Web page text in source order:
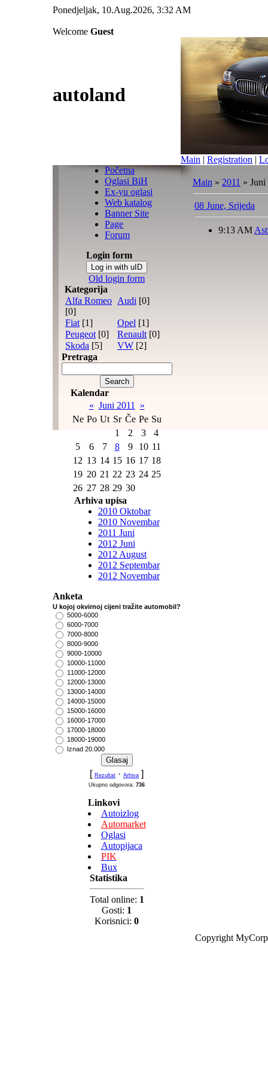
Ponedjeljak, 10.Aug.2026, 3:32 AM
Welcome Guest
autoland
Main | Registration |
Početna
Oglasi BiH
Ex-yu oglasi
Web katalog
Banner Site
Page
Forum
Login form
Log in with uID
Old login form
Kategorija
Alfa Romeo
[0]
Audi [0]
Fiat [1] Opel [1]
Peugeot [0] Renault [0]
Skoda [5] VW [2]
Pretraga
Kalendar
« Juni 2011
»
Ne Po Ut Sr Če Pe Su
1
2 3
4
5
6 7 8 9 10 11
12 13 14 15 16 17 18
19 20 21 22 23 24 25
26 27 28 29 30
Arhiva upisa
2010 Oktobar
2010 Novembar
2011 Juni
2012 Juni
2012 August
2012 Septembar
2012 Novembar
Anketa
U kojoj okvirnoj cijeni tražite automobil?
5000-6000
6000-7000
7000-8000
8000-9000
9000-10000
10000-11000
11000-12000
12000-13000
13000-14000
14000-15000
15000-16000
16000-17000
17000-18000
18000-19000
Iznad 20.000
[ Rezultat · Arhiva ]
Ukupno odgovora: 736
Linkovi
Autoizlog
Automarket
Oglasi
Autopijaca
PIK
Bux
Statistika
Total online: 1
Gosti: 1
Korisnici: 0
Main » 2011 » Juni
08 June, Srijeda
9:13 AM
Copyright